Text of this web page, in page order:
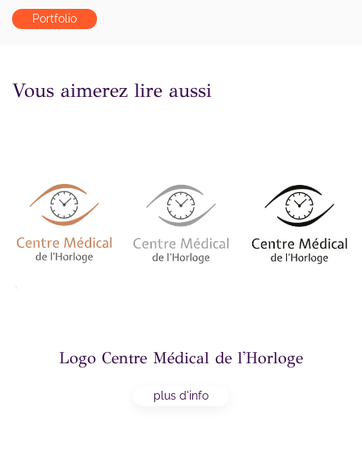
Portfolio
Vous aimerez lire aussi
Logo Centre Médical de l'Horloge
plus d'info